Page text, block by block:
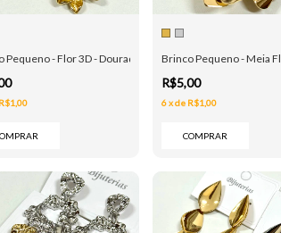
e Prata
Pequeno - Flor 3D - Dourado e Prata
R$1,00
Brinco Pequeno - Meia
R$5,00
6 xde R$1,00
COMPRAR